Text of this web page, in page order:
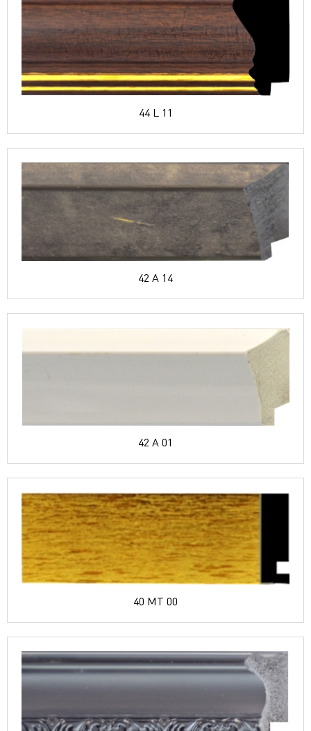
44 L 11
42 A 14
42 A 01
40 MT 00